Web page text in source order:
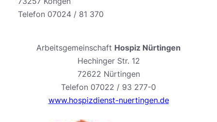
Telefon 07024 / 81 370
Arbeitsgemeinschaft Hospiz Nürtingen
Hechinger Str. 12
72622 Nürtingen
Telefon 07022 / 93 277-0
www.hospizdienst-nuertingen.de